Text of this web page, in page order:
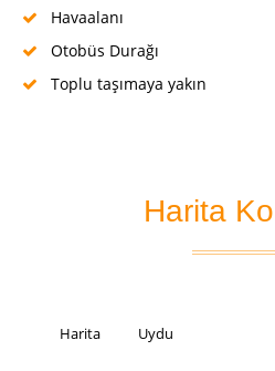
Havaalanı
Otobüs Durağı
Toplu taşımaya yakın
Harita
Harita Uydu